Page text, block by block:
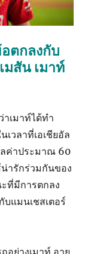
ตกลงกับ
สัน เมาท์
าเมาท์ได้ทำ
วลาที่เอเชียอัล
ค่าประมาณ 60
ารักร่วมกันของ
ที่มีการตกลง
แมนเชสเตอร์